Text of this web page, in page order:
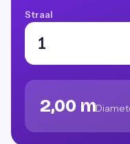
Straal
2,00 m